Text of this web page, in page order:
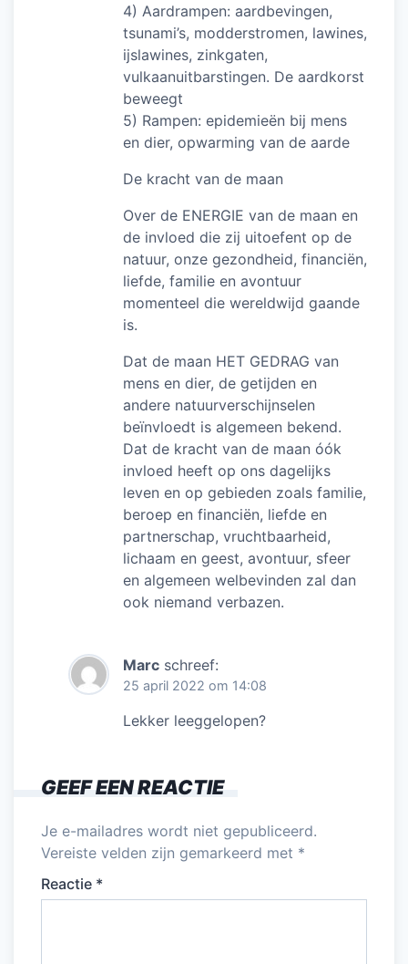
4) Aardrampen: aardbevingen,
tsunami’s, modderstromen, lawines,
ijslawines, zinkgaten,
vulkaanuitbarstingen. De aardkorst
beweegt
5) Rampen: epidemieën bij mens
en dier, opwarming van de aarde
De kracht van de maan
Over de ENERGIE van de maan en
de invloed die zij uitoefent op de
natuur, onze gezondheid, financiën,
liefde, familie en avontuur
momenteel die wereldwijd gaande
is.
Dat de maan HET GEDRAG van
mens en dier, de getijden en
andere natuurverschijnselen
beïnvloedt is algemeen bekend.
Dat de kracht van de maan óók
invloed heeft op ons dagelijks
leven en op gebieden zoals familie,
beroep en financiën, liefde en
partnerschap, vruchtbaarheid,
lichaam en geest, avontuur, sfeer
en algemeen welbevinden zal dan
ook niemand verbazen.
Marc schreef:
25 april 2022 om 14:08
Lekker leeggelopen?
GEEF EEN REACTIE
Je e-mailadres wordt niet gepubliceerd.
Vereiste velden zijn gemarkeerd met *
Reactie *